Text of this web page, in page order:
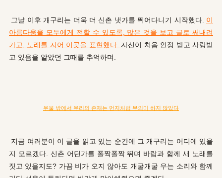
그날 이후 개구리는 더욱 더 신촌 냇가를 뛰어다니기 시작했다. 이
아름다움을 모두에게 전할 수 있도록, 많은 것을 보고 글로 써내려
가고, 노래를 지어 이곳을 표현했다. 자신이 처음 인정 받고 사랑받
고 있음을 알았던 그때를 추억하며.
우물 밖에서 우리의 존재는 먼지처럼 무의미 하지 않았다
지금 여러분이 이 글을 읽고 있는 순간에 그 개구리는 어디에 있을
지 모르겠다. 신촌 어딘가를 폴짝폴짝 뛰며 바람과 함께 새 노래를
짓고 있을지도? 가끔 비가 오지 않아도 개굴개굴 우는 소리와 함께